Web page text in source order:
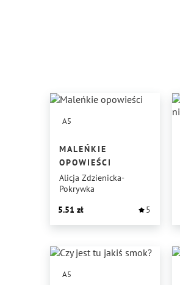
A5
MALEŃKIE
OPOWIEŚCI
Alicja Zdzienicka-
Pokrywka
5.51
5
A5